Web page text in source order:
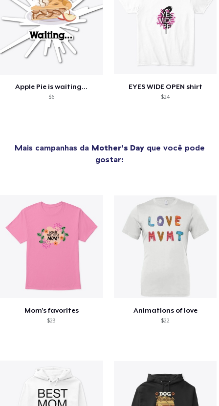
Apple Pie is waiting...
$6
EYES WIDE OPEN shirt
$24
Mais campanhas da Mother's Dayque você pode
gostar:
Mom's favorites
$23
Animations of love
$22